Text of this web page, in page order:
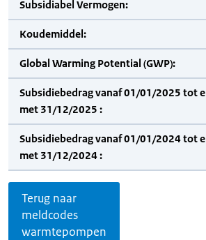
Subsidiabel Vermogen:
Koudemiddel:
Global Warming Potential (GWP):
Subsidiebedrag vanaf 01/01/2025 tot
met 31/12/2025 :
Subsidiebedrag vanaf 01/01/2024 tot
met 31/12/2024 :
Terug naar
meldcodes
warmtepompen